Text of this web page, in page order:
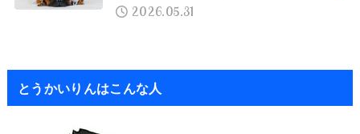
2026.05.31
とうかいりんはこんな人